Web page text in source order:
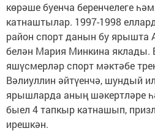
көрәше буенча беренчелеге
катнаштылар. 1997-1998
район спорт данын бу ярышта
белән Мария Минкина яклады.
яшүсмерләр спорт мәктәбе
Вәлиуллин әйтүенчә, шундый
ярышларда аның шәкертләре
быел 4 тапкыр катнашып,
ирешкән.